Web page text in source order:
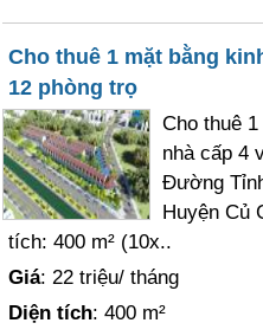
Cho thuê 1 mặt bằng
12 phòng trọ
Cho thuê
nhà cấp 4
Đường
Huyện Củ
tích: 400 m² (10x..
Giá: 22 triệu/ tháng
Diện tích: 400 m²